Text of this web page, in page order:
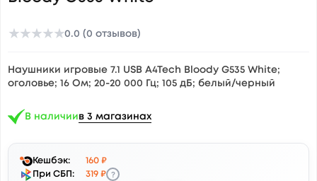
★★★★★0.0 (0 отзывов)
Наушники игровые 7.1 USB A4Tech Bloody G535 White;
оголовье; 16 Ом; 20-20 000 Гц; 105 дБ; белый/черный
В наличиив 3 магазинах
Кешбэк:
160 ₽
При СБП:
319 ₽ ?